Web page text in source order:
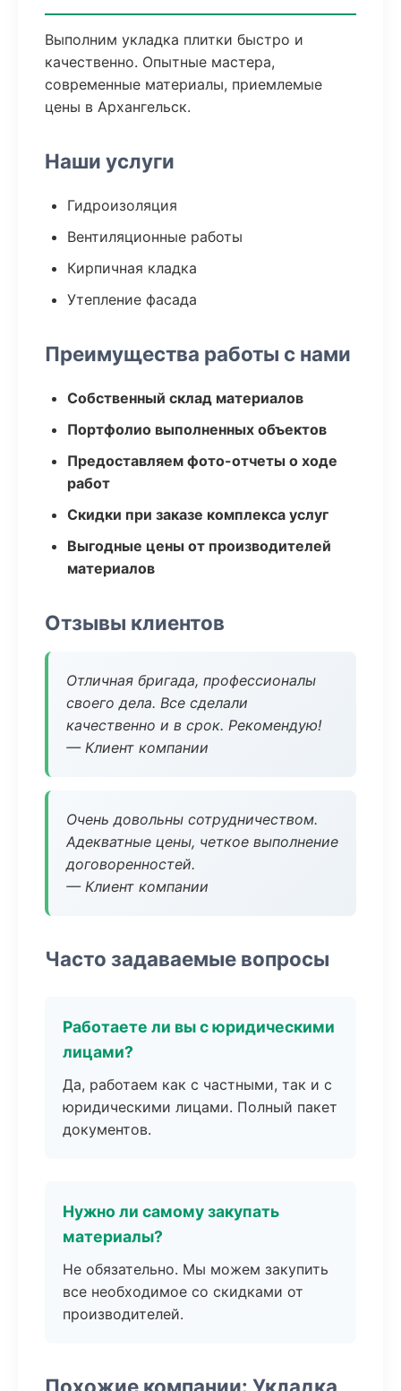
Выполним укладка плитки быстро и
качественно. Опытные мастера,
современные материалы, приемлемые
цены в Архангельск.
Наши услуги
Гидроизоляция
Вентиляционные работы
Кирпичная кладка
Утепление фасада
Преимущества работы с нами
Собственный склад материалов
Портфолио выполненных объектов
Предоставляем фото-отчеты о ходе
работ
Скидки при заказе комплекса услуг
Выгодные цены от производителей
материалов
Отзывы клиентов
Отличная бригада, профессионалы
своего дела. Все сделали
качественно и в срок. Рекомендую!
— Клиент компании
Очень довольны сотрудничеством.
Адекватные цены, четкое выполнение
договоренностей.
— Клиент компании
Часто задаваемые вопросы
Работаете ли вы с юридическими
лицами?
Да, работаем как с частными, так и с
юридическими лицами. Полный пакет
документов.
Нужно ли самому закупать
материалы?
Не обязательно. Мы можем закупить
все необходимое со скидками от
производителей.
Похожие компании: Укладка